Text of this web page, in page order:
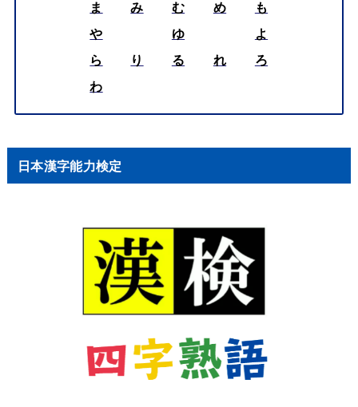
ま
み む め
も
や
ゆ
よ
ら
り る れ
ろ
わ
日本漢字能力検定